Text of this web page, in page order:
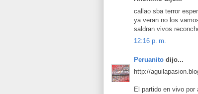
callao sba terror
ya veran no los
saldran vivos
12:16 p. m.
Peruanito dijo...
http://
El partido en vivo